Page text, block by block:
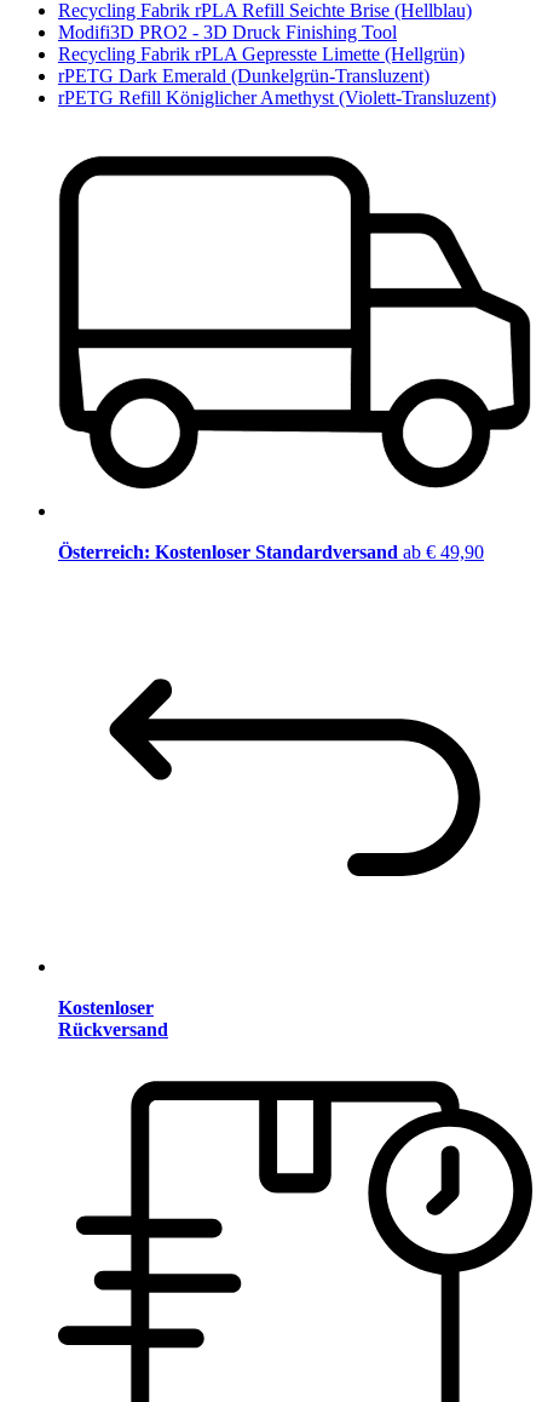
Recycling Fabrik rPLA Refill Seichte Brise (Hellblau)
Modifi3D PRO2 - 3D Druck Finishing Tool
Recycling Fabrik rPLA Gepresste Limette (Hellgrün)
rPETG Dark Emerald (Dunkelgrün-Transluzent)
rPETG Refill Königlicher Amethyst (Violett-Transluzent)
Österreich: Kostenloser Standardversand ab € 49,90
Kostenloser
Rückversand